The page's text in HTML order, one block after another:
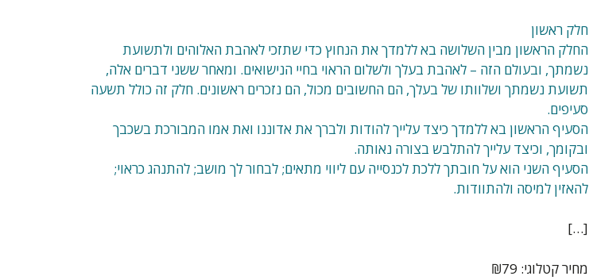
חלק ראשון
החלק הראשון מבין השלושה בא ללמדך את הנחוץ כדי שתזכי לאהבת האלוהים ולתשועת
נשמתך, ובעולם הזה – לאהבת בעלך ולשלום הראוי בחיי הנישואים. ומאחר ששני דברים אלה,
תשועת נשמתך ושלוותו של בעלך, הם החשובים מכול, הם נזכרים ראשונים. חלק זה כולל תשעה
סעיפים.
הסעיף הראשון בא ללמדך כיצד עלייך להודות ולברך את אדוננו ואת אמו המבורכת בשכבך
ובקומך, וכיצד עלייך להתלבש בצורה נאותה.
הסעיף השני הוא על חובתך ללכת לכנסייה עם ליווי מתאים; לבחור לך מושב; להתנהג כראוי;
להאזין למיסה ולהתוודות.
[…]
מחיר קטלוגי: ₪79